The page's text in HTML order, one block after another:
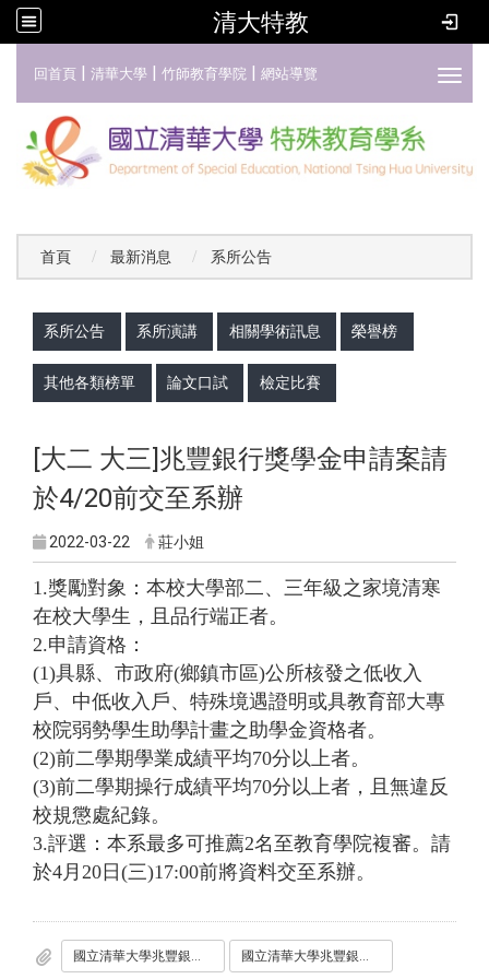
清大特教
回首頁 | 清華大學 | 竹師教育學院 | 網站導覽
首頁 最新消息 系所公告
系所公告 系所演講 相關學術訊息 榮譽榜
其他各類榜單 論文口試 檢定比賽
[大二 大三]兆豐銀行獎學金申請案請
於4/20前交至系辦
2022-03-22 莊小姐
1.獎勵對象：本校大學部二、三年級之家境清寒
在校大學生，且品行端正者。
2.申請資格：
(1)具縣、市政府(鄉鎮市區)公所核發之低收入
戶、中低收入戶、特殊境遇證明或具教育部大專
校院弱勢學生助學計畫之助學金資格者。
(2)前二學期學業成績平均70分以上者。
(3)前二學期操行成績平均70分以上者，且無違反
校規懲處紀錄。
3.評選：本系最多可推薦2名至教育學院複審。請
於4月20日(三)17:00前將資料交至系辦。
國立清華大學兆豐銀行獎學金申請表.docx 國立清華大學兆豐銀行獎學金設置要點.pdf